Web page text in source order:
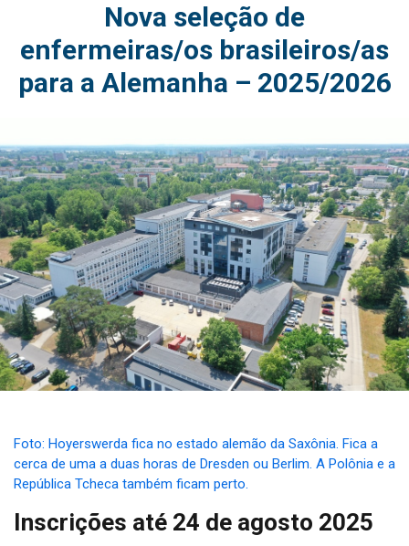
Nova seleção de
enfermeiras/os brasileiros/as
para a Alemanha – 2025/2026
Foto: Hoyerswerda fica no estado alemão da Saxônia. Fica a
cerca de uma a duas horas de Dresden ou Berlim. A Polônia e a
República Tcheca também ficam perto.
Inscrições até 24 de agosto 2025